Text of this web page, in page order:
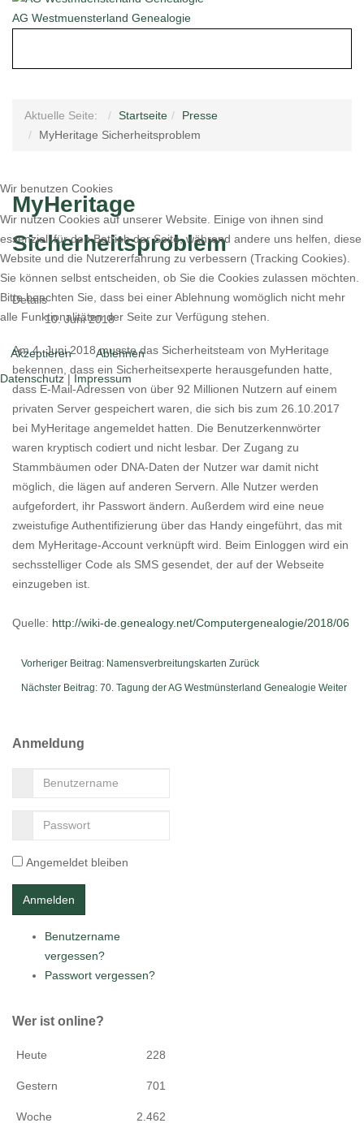
AG Westmuensterland Genealogie
Aktuelle Seite: Startseite
Presse
MyHeritage Sicherheitsproblem
MyHeritage
Sicherheitsproblem
Details
10. Juni 2018
Am 4. Juni 2018 musste das Sicherheitsteam von MyHeritage
bekennen, dass ein Sicherheitsexperte herausgefunden hatte,
dass E-Mail-Adressen von über 92 Millionen Nutzern auf einem
privaten Server gespeichert waren, die sich bis zum 26.10.2017
bei MyHeritage angemeldet hatten. Die Benutzerkennwörter
waren kryptisch codiert und nicht lesbar. Der Zugang zu
Stammbäumen oder DNA-Daten der Nutzer war damit nicht
möglich, die lägen auf anderen Servern. Alle Nutzer werden
aufgefordert, ihr Passwort ändern. Außerdem wird eine neue
zweistufige Authentifizierung über das Handy eingeführt, das mit
dem MyHeritage-Account verknüpft wird. Beim Einloggen wird ein
sechsstelliger Code als SMS gesendet, der auf der Webseite
einzugeben ist.
Quelle: http://wiki-de.genealogy.net/Computergenealogie/2018/06
Vorheriger Beitrag: Namensverbreitungskarten Zurück
Nächster Beitrag: 70. Tagung der AG Westmünsterland Genealogie Weiter
Anmeldung
Angemeldet bleiben
Benutzername
vergessen?
Passwort vergessen?
Wer ist online?
Heute 228
Gestern 701
Woche 2.462
Wir benutzen Cookies
Wir nutzen Cookies auf unserer Website. Einige von ihnen sind
essenziell für den Betrieb der Seite, während andere uns helfen, diese
Website und die Nutzererfahrung zu verbessern (Tracking Cookies).
Sie können selbst entscheiden, ob Sie die Cookies zulassen möchten.
Bitte beachten Sie, dass bei einer Ablehnung womöglich nicht mehr
alle Funktionalitäten der Seite zur Verfügung stehen.
Akzeptieren
Ablehnen
Datenschutz| Impressum